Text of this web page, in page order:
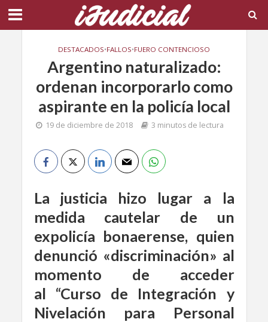
DESTACADOS•FALLOS•FUERO CONTENCIOSO
Argentino naturalizado:
ordenan incorporarlo como
aspirante en la policía local
19 de diciembre de 2018 3 minutos de lectura
La justicia hizo lugar a la
medida cautelar de un
expolicía bonaerense, quien
denunció «discriminación» al
momento de acceder
al “Curso de Integración y
Nivelación para Personal